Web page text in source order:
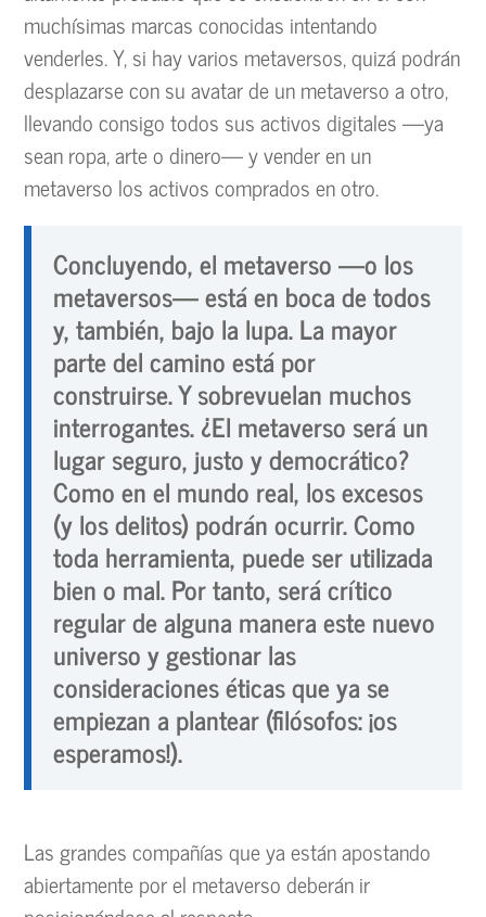
muchísimas marcas conocidas intentando
venderles. Y, si hay varios metaversos, quizá podrán
desplazarse con su avatar de un metaverso a otro,
llevando consigo todos sus activos digitales —ya
sean ropa, arte o dinero— y vender en un
metaverso los activos comprados en otro.
Concluyendo, el metaverso —o los
metaversos— está en boca de todos
y, también, bajo la lupa. La mayor
parte del camino está por
construirse. Y sobrevuelan muchos
interrogantes. ¿El metaverso será un
lugar seguro, justo y democrático?
Como en el mundo real, los excesos
(y los delitos) podrán ocurrir. Como
toda herramienta, puede ser utilizada
bien o mal. Por tanto, será crítico
regular de alguna manera este nuevo
universo y gestionar las
consideraciones éticas que ya se
empiezan a plantear (filósofos: ¡os
esperamos!).
Las grandes compañías que ya están apostando
abiertamente por el metaverso deberán ir